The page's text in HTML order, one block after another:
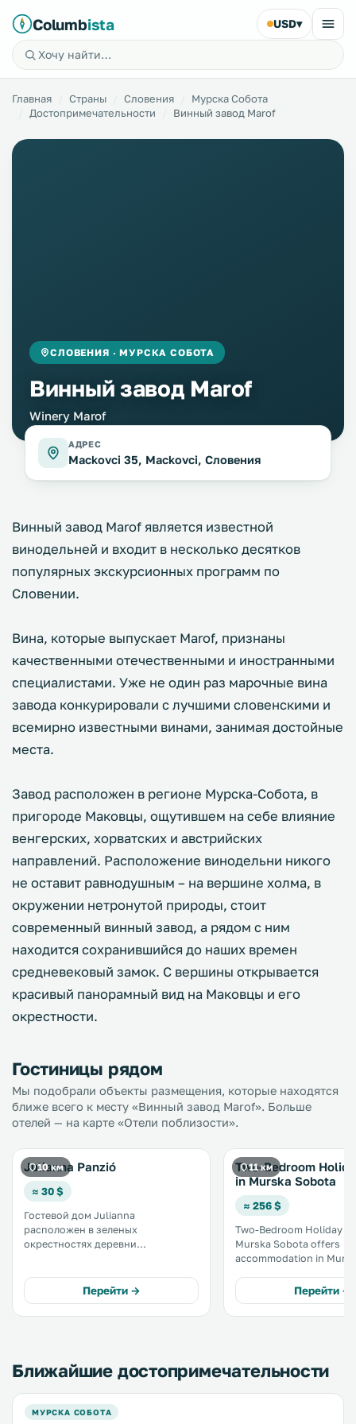
Columbista USD▾
Главная Страны Словения
Мурска Собота
Достопримечательности
Винный завод Marof
СЛОВЕНИЯ · МУРСКА СОБОТА
Винный завод Marof
Winery Marof
АДРЕС
Mackovci 35, Mackovci, Словения
Винный завод Marof является известной
винодельней и входит в несколько десятков
популярных экскурсионных программ по
Словении.
Вина, которые выпускает Marof, признаны
качественными отечественными и иностранными
специалистами. Уже не один раз марочные вина
завода конкурировали с лучшими словенскими и
всемирно известными винами, занимая достойные
места.
Завод расположен в регионе Мурска-Собота, в
пригороде Маковцы, ощутившем на себе влияние
венгерских, хорватских и австрийских
направлений. Расположение винодельни никого
не оставит равнодушным – на вершине холма, в
окружении нетронутой природы, стоит
современный винный завод, а рядом с ним
находится сохранившийся до наших времен
средневековый замок. С вершины открывается
красивый панорамный вид на Маковцы и его
окрестности.
Гостиницы рядом
Мы подобрали объекты размещения, которые находятся
ближе всего к месту «Винный завод Marof». Больше
отелей — на карте «Отели поблизости».
10 км
Julianna Panzió
≈ 30 $
Гостевой дом Julianna
расположен в зеленых
окрестностях деревни
теннисом и площадкой для
волейбола. Гости могут
арендовать велосипеды. Во всех
Перейти →
11 км
Two-Bedroom
in Murska Sobota
≈ 256 $
Two-Bedroom Holiday
Murska Sobota offers
accommodation in
km from Loipersdorf bei
Fürstenfeld. The unit is 49 km from
Bad Blumau. A TV
Перейти →
Ближайшие достопримечательности
МУРСКА СОБОТА